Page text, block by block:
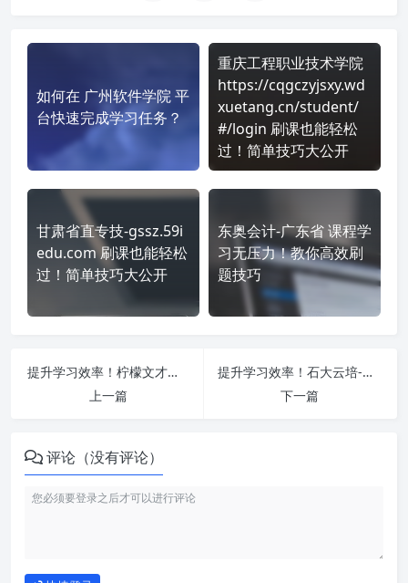
如何在 广州软件学院 平
台快速完成学习任务？
重庆工程职业技术学院
https://cqgczyjsxy.wd
xuetang.cn/student/
#/login 刷课也能轻松
过！简单技巧大公开
甘肃省直专技-gssz.59i
edu.com 刷课也能轻松
过！简单技巧大公开
东奥会计-广东省 课程学
习无压力！教你高效刷
题技巧
提升学习效率！柠檬文才学堂-安徽中医药大学 https://edu.wencaischool.net/ahzyydx/console/ 刷课方法全揭秘
上一篇
提升学习效率！石大云培-泰安市 https://sdta.treewises.com/ 刷课方法全揭秘
下一篇
评论（没有评论）